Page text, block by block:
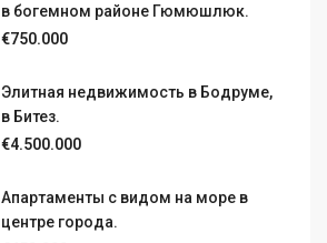
в богемном районе Гюмюшлюк.
€750.000
Элитная недвижимость в Бодруме,
в Битез.
€4.500.000
Апартаменты с видом на море в
центре города.